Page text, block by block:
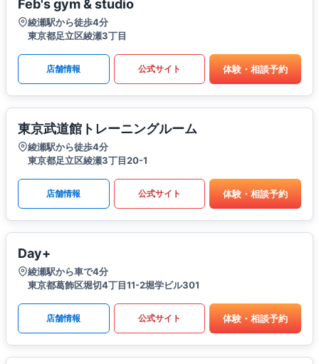
Feb's gym & studio
綾瀬駅から徒歩4分
東京都足立区綾瀬3丁目
店舗情報 公式サイト 体験・相談予約
東京武道館トレーニングルーム
綾瀬駅から徒歩4分
東京都足立区綾瀬3丁目20-1
店舗情報 公式サイト 体験・相談予約
Day+
綾瀬駅から車で4分
東京都葛飾区堀切4丁目11-2堀学ビル301
店舗情報 公式サイト 体験・相談予約